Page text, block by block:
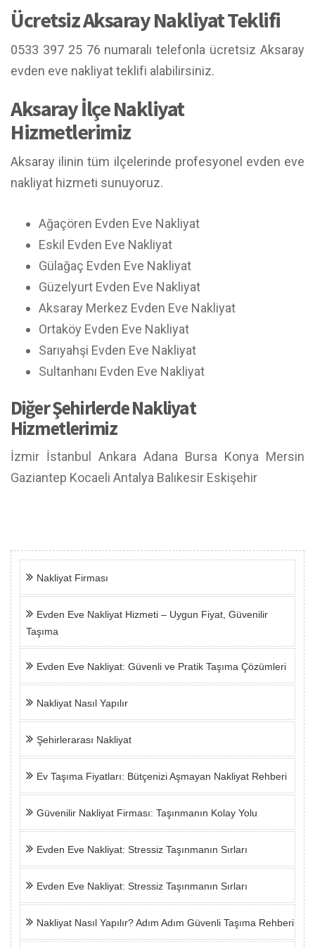
Ücretsiz Aksaray Nakliyat Teklifi
0533 397 25 76 numaralı telefonla ücretsiz Aksaray
evden eve nakliyat teklifi alabilirsiniz.
Aksaray İlçe Nakliyat
Hizmetlerimiz
Aksaray ilinin tüm ilçelerinde profesyonel evden eve
nakliyat hizmeti sunuyoruz.
Ağaçören Evden Eve Nakliyat
Eskil Evden Eve Nakliyat
Gülağaç Evden Eve Nakliyat
Güzelyurt Evden Eve Nakliyat
Aksaray Merkez Evden Eve Nakliyat
Ortaköy Evden Eve Nakliyat
Sarıyahşi Evden Eve Nakliyat
Sultanhanı Evden Eve Nakliyat
Diğer Şehirlerde Nakliyat
Hizmetlerimiz
İzmir İstanbul Ankara Adana Bursa Konya Mersin
Gaziantep Kocaeli Antalya Balıkesir Eskişehir
Nakliyat Firması
Evden Eve Nakliyat Hizmeti – Uygun Fiyat, Güvenilir
Taşıma
Evden Eve Nakliyat: Güvenli ve Pratik Taşıma Çözümleri
Nakliyat Nasıl Yapılır
Şehirlerarası Nakliyat
Ev Taşıma Fiyatları: Bütçenizi Aşmayan Nakliyat Rehberi
Güvenilir Nakliyat Firması: Taşınmanın Kolay Yolu
Evden Eve Nakliyat: Stressiz Taşınmanın Sırları
Evden Eve Nakliyat: Stressiz Taşınmanın Sırları
Nakliyat Nasıl Yapılır? Adım Adım Güvenli Taşıma Rehberi